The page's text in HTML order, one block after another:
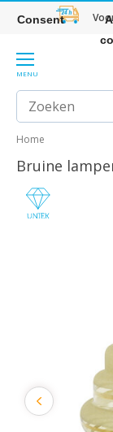
MENU
Home
Bruine
Consent